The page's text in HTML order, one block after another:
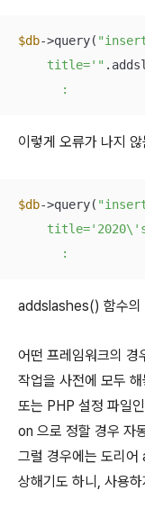
$db->query(
    title='"
      :
이렇게 오류가 나지
$db->query(
      :
addslashes() 함수의
어떤 프레임워크의
작업을 사전에 모두
또는 PHP 설정 파일
on 으로 정할 경우 자
그럴 경우에는 도리
상해기도 하니, 사용